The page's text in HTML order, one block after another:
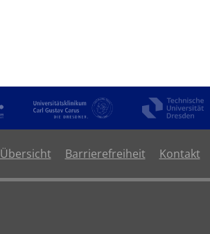
Übersicht Barrierefreiheit Kontakt